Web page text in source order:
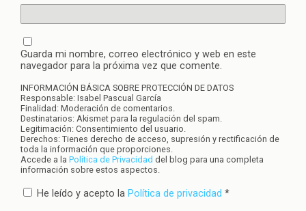
Guarda mi nombre, correo electrónico y web en este
navegador para la próxima vez que comente.
INFORMACIÓN BÁSICA SOBRE PROTECCIÓN DE DATOS
Responsable: Isabel Pascual García
Finalidad: Moderación de comentarios.
Destinatarios: Akismet para la regulación del spam.
Legitimación: Consentimiento del usuario.
Derechos: Tienes derecho de acceso, supresión y rectificación de
toda la información que proporciones.
Accede a la Política de Privacidad del blog para una completa
información sobre estos aspectos.
He leído y acepto la Política de privacidad *